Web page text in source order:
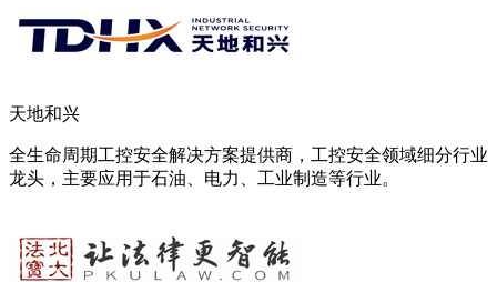
天地和兴
全生命周期工控安全解决方案提供商，工控安全领域细分行业
龙头，主要应用于石油、电力、工业制造等行业。